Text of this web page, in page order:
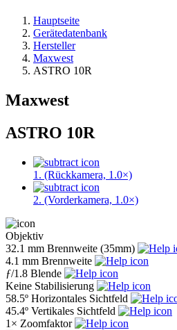
Hauptseite
Gerätedatenbank
Hersteller
Maxwest
ASTRO 10R
Maxwest
ASTRO 10R
1. (Rückkamera, 1.0×)
2. (Vorderkamera, 1.0×)
Objektiv
32.1 mm Brennweite (35mm)
4.1 mm Brennweite
ƒ/1.8 Blende
Keine Stabilisierung
58.5º Horizontales Sichtfeld
45.4º Vertikales Sichtfeld
1× Zoomfaktor